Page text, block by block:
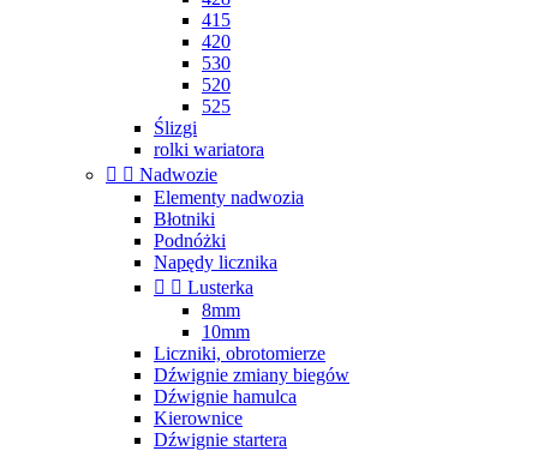
415
420
530
520
525
Ślizgi
rolki wariatora
  Nadwozie
Elementy nadwozia
Błotniki
Podnóżki
Napędy licznika
  Lusterka
8mm
10mm
Liczniki, obrotomierze
Dźwignie zmiany biegów
Dźwignie hamulca
Kierownice
Dźwignie startera